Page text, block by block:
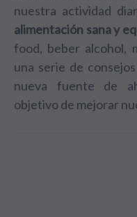
nuestra actividad
alimentación sana y
food, beber alcohol,
una serie de
nueva fuente de
objetivo de mejorar